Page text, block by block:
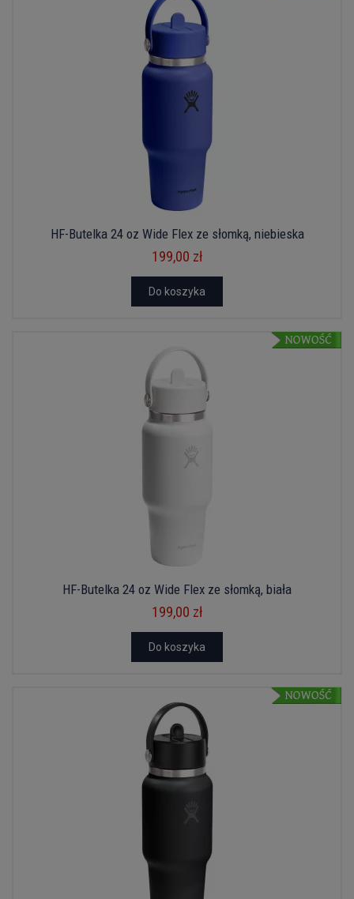
HF-Butelka 24 oz Wide Flex ze słomką, niebieska
199,00 zł
Do koszyka
HF-Butelka 24 oz Wide Flex ze słomką, biała
199,00 zł
Do koszyka